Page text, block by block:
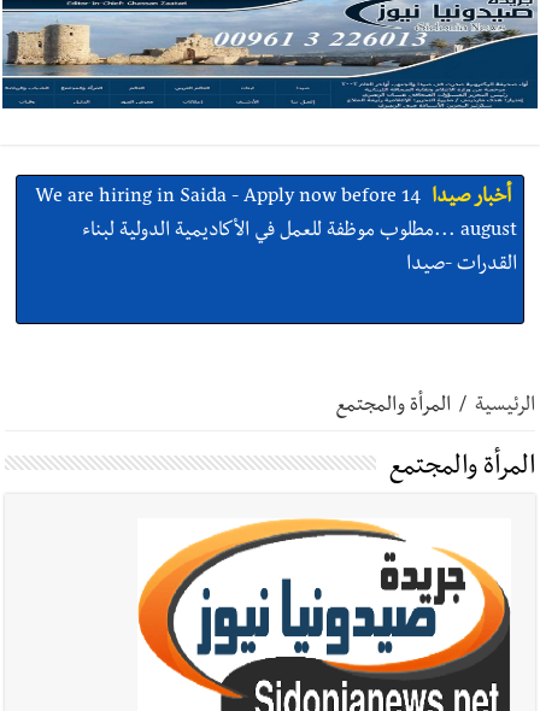
أخبار صيدا We are hiring in Saida - Apply now before 14
august ...مطلوب موظفة للعمل في الأكاديمية الدولية لبناء
أخبار صيدا
بلدية صيدا ومؤسسة الحريري تعقدان الاجتماع
التشاوري الأول للمرصد الحضري
استعراض شامل لمشاريع وتأكيدٌ على حماية القيمة التراثية للمدينة
أخبار لبنان قائد الجيش اللبناني العماد رودولف هيكل استقبل
النائب أكرم شهيب الذي شدد على ضرورة التفاف جميع اللبنانيين
الرئيسية / المرأة والمجتمع
المرأة والمجتمع